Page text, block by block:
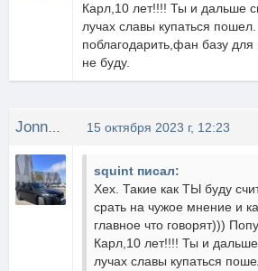
Карл,10 лет!!!! Ты и дальше
лучах славы купаться
поблагодарить,фан базу
не буду.
15 октября 2023 г, 12:23
squint писал:
Хех. Такие как ТЫ буду
срать на чужое мнение и
главное что говорят)))
Карл,10 лет!!!! Ты и
лучах славы купаться